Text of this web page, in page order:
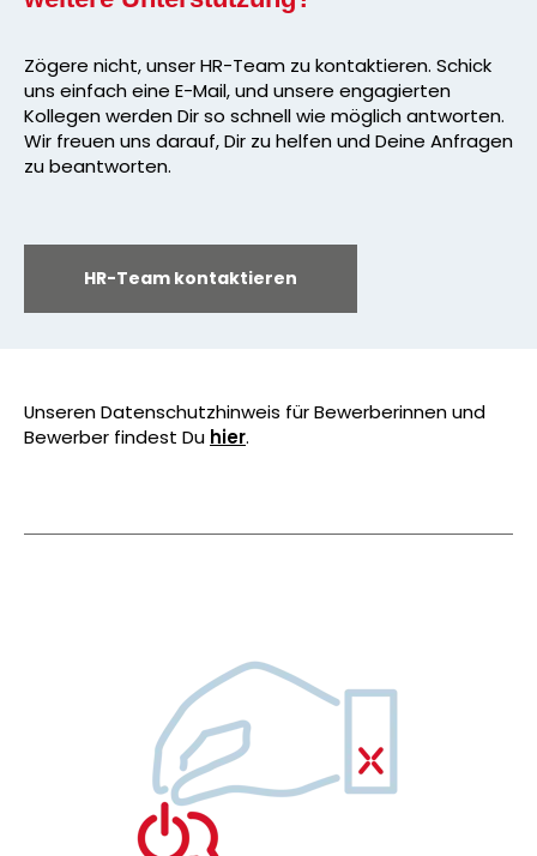
Zögere nicht, unser HR-Team zu kontaktieren. Schick
uns einfach eine E-Mail, und unsere engagierten
Kollegen werden Dir so schnell wie möglich antworten.
Wir freuen uns darauf, Dir zu helfen und Deine Anfragen
zu beantworten.
HR-Team kontaktieren
Unseren Datenschutzhinweis für Bewerberinnen und
Bewerber findest Du hier.